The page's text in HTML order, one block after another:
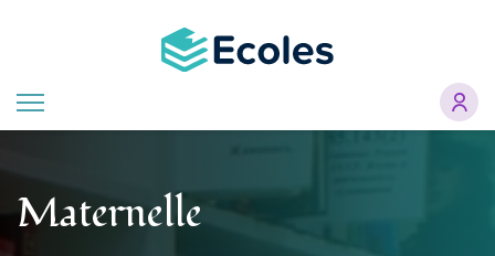
principal
Maternelle